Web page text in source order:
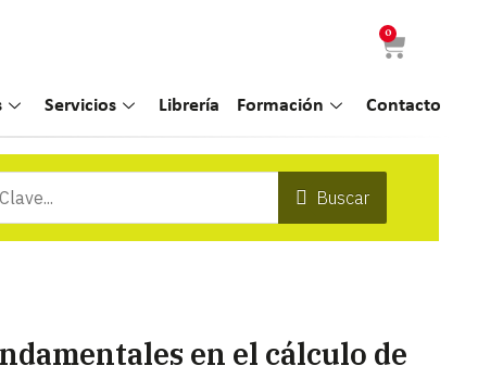
0
Servicios Librería Formación Contacto
Buscar
en el cálculo de